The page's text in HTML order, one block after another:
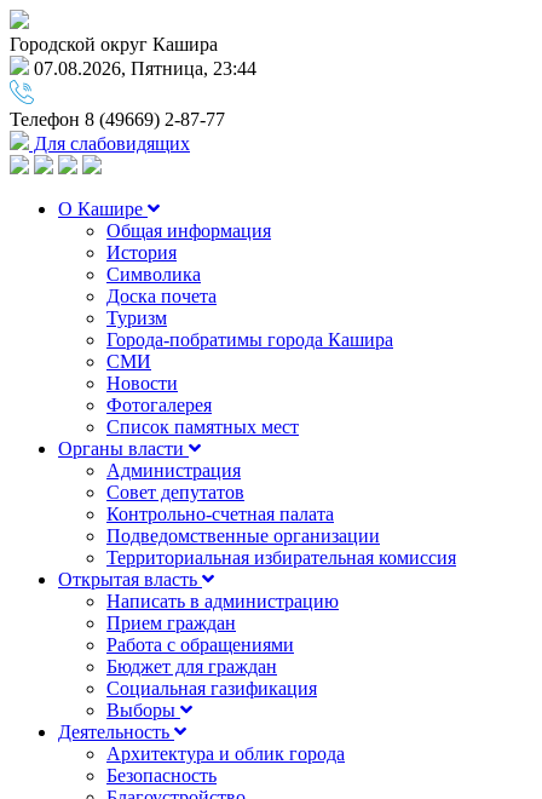
Городской округ Кашира
07.08.2026, Пятница, 23:44
Телефон 8 (49669) 2-87-77
Для слабовидящих
О Кашире
Общая информация
История
Символика
Доска почета
Туризм
Города-побратимы города Кашира
СМИ
Новости
Фотогалерея
Список памятных мест
Органы власти
Администрация
Совет депутатов
Контрольно-счетная палата
Подведомственные организации
Территориальная избирательная комиссия
Открытая власть
Написать в администрацию
Прием граждан
Работа с обращениями
Бюджет для граждан
Социальная газификация
Выборы
Деятельность
Архитектура и облик города
Безопасность